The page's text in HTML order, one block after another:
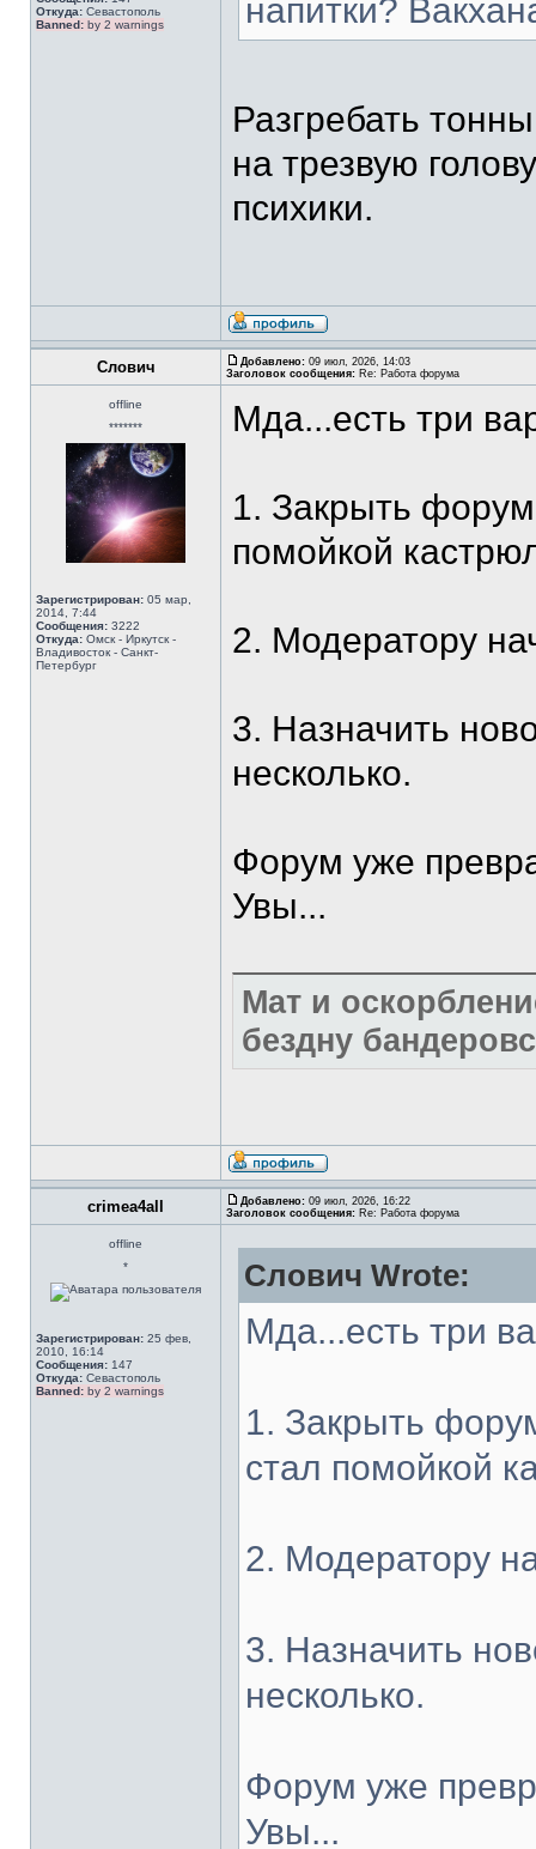
Откуда: Севастополь
Banned: by 2 warnings напитки?
Разгребать
на трезвую
психики.
Слович Добавлено: 09 июл, 2026, 14:03
Заголовок сообщения: Re: Работа форума
offline
*******
Зарегистрирован: 05 мар,
2014, 7:44
Сообщения: 3222
Откуда: Омск - Иркутск -
Владивосток - Санкт-
Петербург
Мда...есть три
1. Закрыть
помойкой
2. Модератору
3. Назначить
несколько.
Форум уже
Увы...
Мат и
бездну
crimea4all Добавлено: 09 июл, 2026, 16:22
Заголовок сообщения: Re: Работа форума
offline
*
Зарегистрирован: 25 фев,
2010, 16:14
Сообщения: 147
Откуда: Севастополь
Banned: by 2 warnings
Слович Wrote:
Мда...есть три
1. Закрыть
стал помойкой
2. Модератору
3. Назначить
несколько.
Форум уже
Увы...